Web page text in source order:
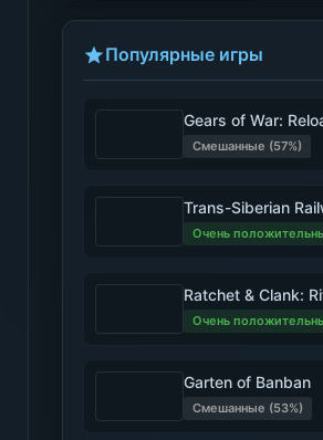
Популярные игры
Gears of War:
Смешанные (57%)
Trans-Siberian
Очень
Ratchet & Clank:
Очень
Garten of Banban
Смешанные (53%)